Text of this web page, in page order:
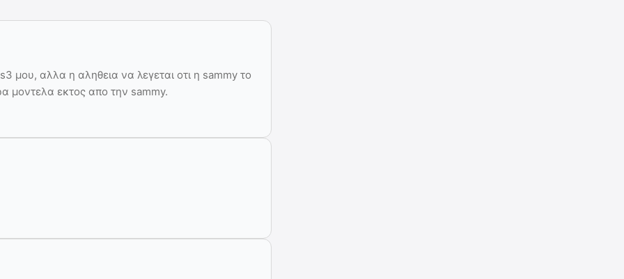
μου, αλλα η αληθεια να λεγεται οτι η sammy το
μοντελα εκτος απο την sammy.